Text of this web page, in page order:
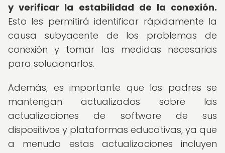
y verificar la estabilidad de la conexión.
Esto les permitirá identificar rápidamente la
causa subyacente de los problemas de
conexión y tomar las medidas necesarias
para solucionarlos.
Además, es importante que los padres se
mantengan actualizados sobre las
actualizaciones de software de sus
dispositivos y plataformas educativas, ya que
a menudo estas actualizaciones incluyen